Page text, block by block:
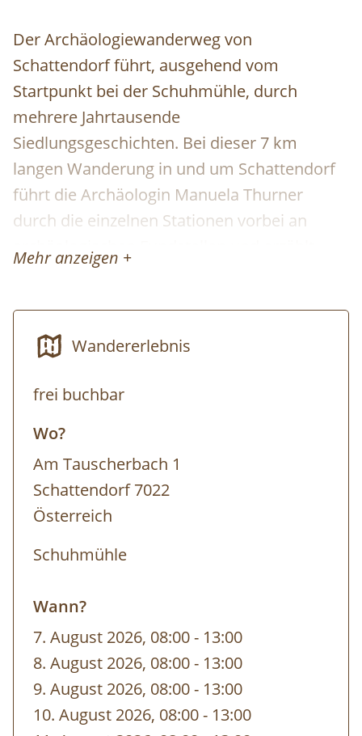
Der Archäologiewanderweg von
Schattendorf führt, ausgehend vom
Startpunkt bei der Schuhmühle, durch
mehrere Jahrtausende
Siedlungsgeschichten. Bei dieser 7 km
langen Wanderung in und um Schattendorf
führt die Archäologin Manuela Thurner
durch die einzelnen Stationen vorbei an
archäologischen Fundstellen und erzählt
mehr über Schattendorfs vergangene
5 Personen
Dauer: 5 h
Mehr anzeigen +
Wandererlebnis
frei buchbar
Wo?
Am Tauscherbach 1
Schattendorf 7022
Österreich
Schuhmühle
Wann?
7. August 2026, 08:00- bis
13:00
8. August 2026, 08:00- bis
13:00
9. August 2026, 08:00- bis
13:00
10. August 2026, 08:00- bis
13:00